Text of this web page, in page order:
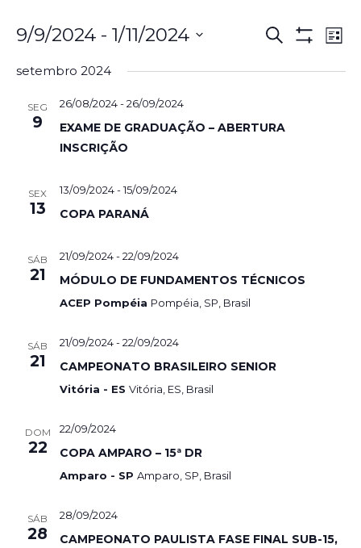
e
de
Procurar Lista
9/9/2024 - 1/11/2024
a
setembro 2024
SEG
9
26/08/2024-26/09/2024
EXAME DE GRADUAÇÃO – ABERTURA
INSCRIÇÃO
SEX
13
13/09/2024-15/09/2024
COPA PARANÁ
SÁB
21
21/09/2024-22/09/2024
MÓDULO DE FUNDAMENTOS TÉCNICOS
ACEP Pompéia Pompéia, SP, Brasil
SÁB
21
21/09/2024-22/09/2024
CAMPEONATO BRASILEIRO SENIOR
Vitória - ES Vitória, ES, Brasil
DOM
22
22/09/2024
COPA AMPARO – 15ª DR
Amparo - SP Amparo, SP, Brasil
SÁB
28
28/09/2024
CAMPEONATO PAULISTA FASE FINAL SUB-15,